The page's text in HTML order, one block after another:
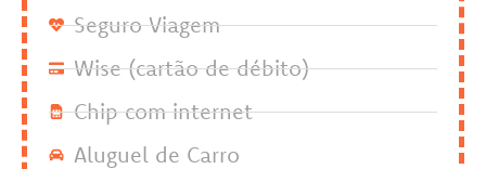
Seguro Viagem
Wise (cartão de débito)
Chip com internet
Aluguel de Carro